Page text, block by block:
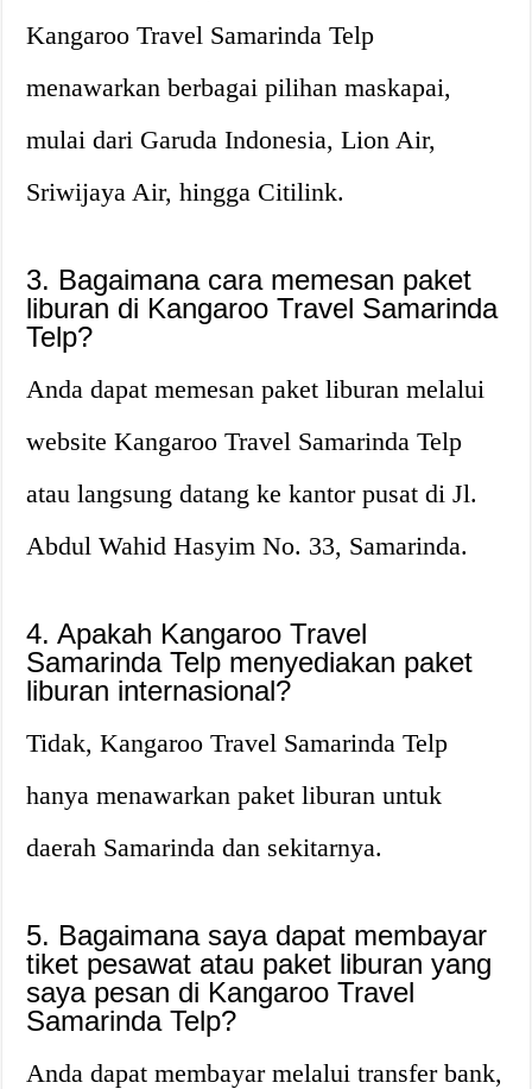
Kangaroo Travel Samarinda Telp
menawarkan berbagai pilihan maskapai,
mulai dari Garuda Indonesia, Lion Air,
Sriwijaya Air, hingga Citilink.
3. Bagaimana cara memesan paket
liburan di Kangaroo Travel Samarinda
Telp?
Anda dapat memesan paket liburan melalui
website Kangaroo Travel Samarinda Telp
atau langsung datang ke kantor pusat di Jl.
Abdul Wahid Hasyim No. 33, Samarinda.
4. Apakah Kangaroo Travel
Samarinda Telp menyediakan paket
liburan internasional?
Tidak, Kangaroo Travel Samarinda Telp
hanya menawarkan paket liburan untuk
daerah Samarinda dan sekitarnya.
5. Bagaimana saya dapat membayar
tiket pesawat atau paket liburan yang
saya pesan di Kangaroo Travel
Samarinda Telp?
Anda dapat membayar melalui transfer bank,